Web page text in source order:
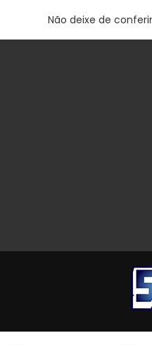
Não deixe de